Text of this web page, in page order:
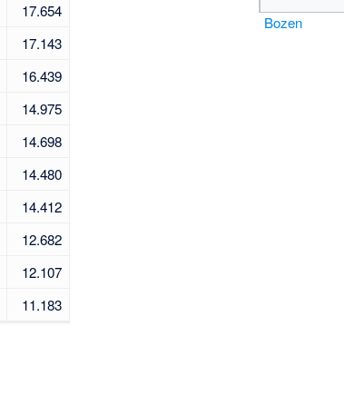
Bozen
17.654
17.143
16.439
14.975
14.698
14.480
14.412
12.682
12.107
11.183